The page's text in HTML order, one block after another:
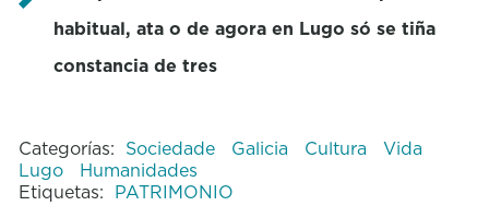
habitual, ata o de agora en Lugo só se tiña
constancia de tres
Categorías: Sociedade Galicia Cultura
Vida
Lugo
Humanidades
Etiquetas: PATRIMONIO